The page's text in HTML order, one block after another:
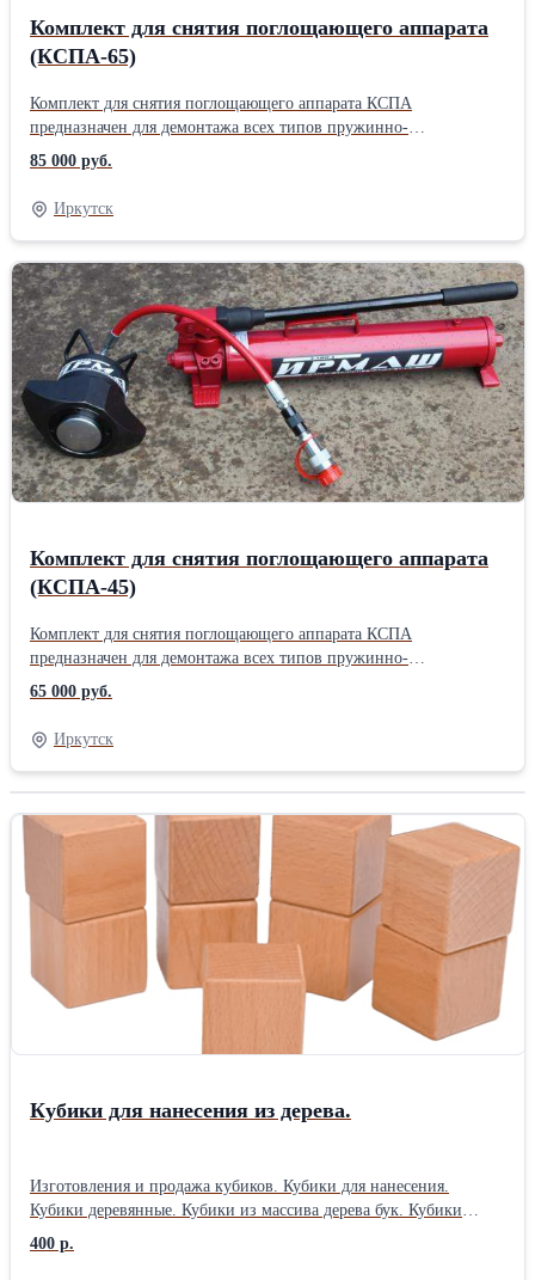
Комплект для снятия поглощающего аппарата
(КСПА-65)
Комплект для снятия поглощающего аппарата КСПА
предназначен для демонтажа всех типов пружинно-
фрикционных и эластомерных аппаратов (класс от т0 до т3),
максимальная энергоемкость которых не более 200 кДж. Для
получения более детальной информации о комплекте
обращайтесь к менеджеру или оставьте заявку на сайте.
85 000 руб.
Иркутск
Комплект для снятия поглощающего аппарата
(КСПА-45)
Комплект для снятия поглощающего аппарата КСПА
предназначен для демонтажа всех типов пружинно-
фрикционных и эластомерных аппаратов (класс от т0 до т3),
максимальная энергоемкость которых не более 200 кДж. Для
получения более детальной информации о комплекте
обращайтесь к менеджеру или оставьте заявку на сайте.
65 000 руб.
Иркутск
Кубики для нанесения из дерева.
Изготовления и продажа кубиков. Кубики для нанесения.
Кубики деревянные. Кубики из массива дерева бук. Кубики
обработаны маслом. Кубики из бука с размером 40х40мм.
Стоимость кубика с гравировкой на каждой стороне. Тираж.
400 р.